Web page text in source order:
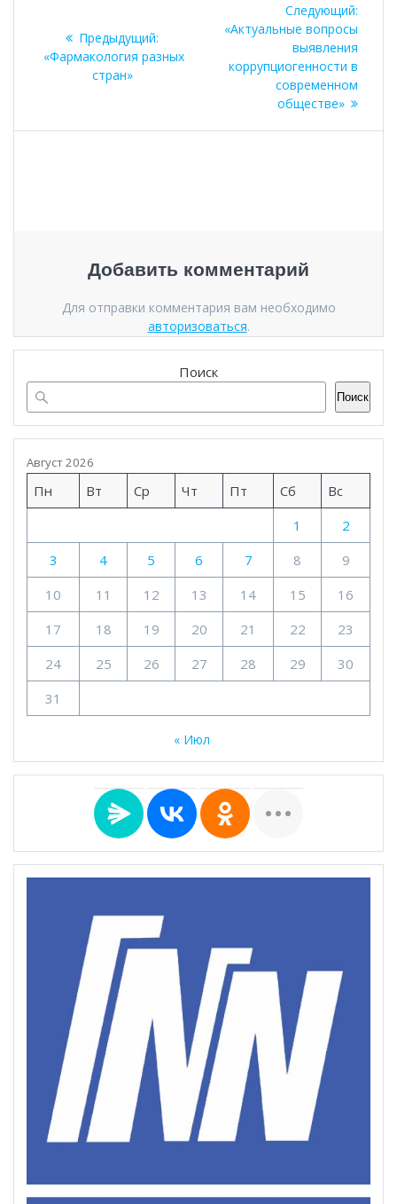
записям
Предыдущий:
Предыдущая
«Фармакология разных
стран»
Следующий:
Следующая
«Актуальные вопросы
выявления
коррупциогенности в
современном
обществе»
Добавить комментарий
Для отправки комментария вам необходимо
авторизоваться.
Поиск
Поиск
Август 2026
Пн Вт Ср Чт Пт Сб
Вс
1
2
3
4 5 6 7 8
9
10
11 12 13 14 15
16
17
18 19 20 21 22
23
24
25 26 27 28 29
30
31
« Июл